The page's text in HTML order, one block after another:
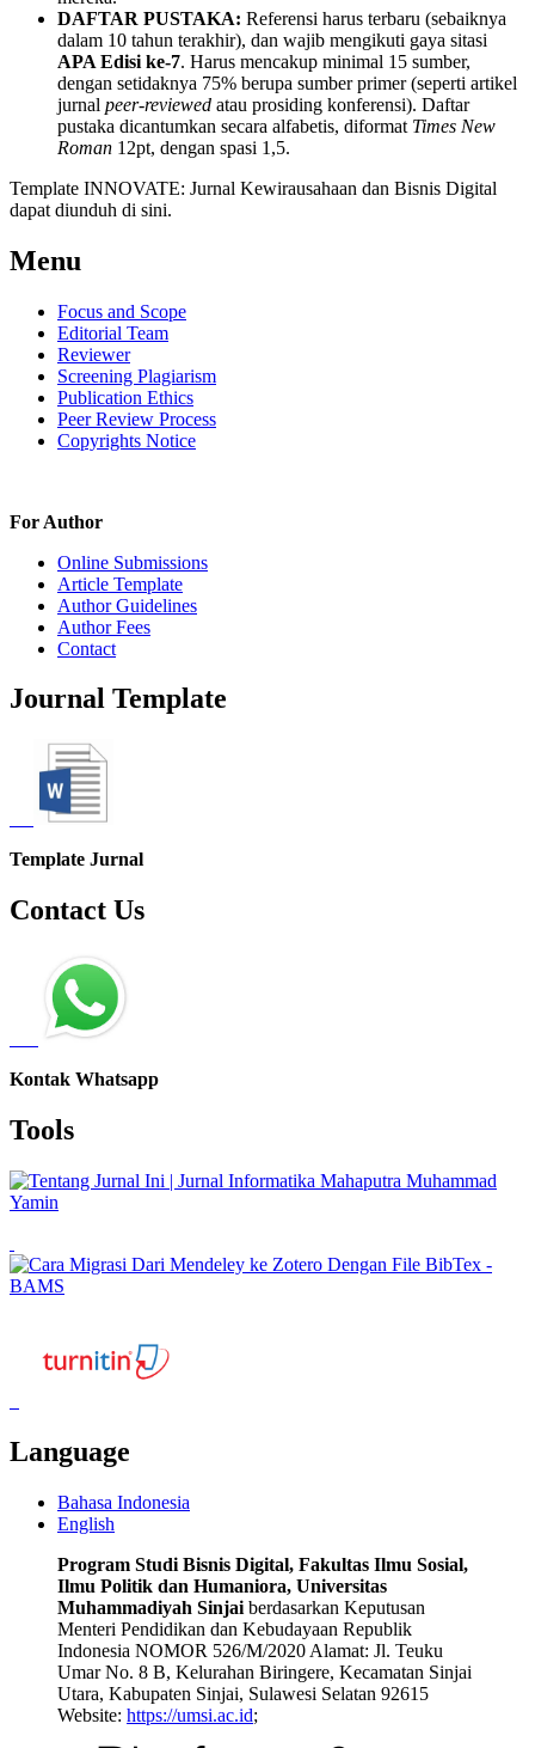
DAFTAR PUSTAKA: Referensi harus terbaru (sebaiknya
dalam 10 tahun terakhir), dan wajib mengikuti gaya sitasi
APA Edisi ke-7. Harus mencakup minimal 15 sumber,
dengan setidaknya 75% berupa sumber primer (seperti artikel
jurnal peer-reviewed atau prosiding konferensi). Daftar
pustaka dicantumkan secara alfabetis, diformat Times New
Roman 12pt, dengan spasi 1,5.
Template INNOVATE: Jurnal Kewirausahaan dan Bisnis Digital
dapat diunduh di sini.
Menu
Focus and Scope
Editorial Team
Reviewer
Screening Plagiarism
Publication Ethics
Peer Review Process
Copyrights Notice
For Author
Online Submissions
Article Template
Author Guidelines
Author Fees
Contact
Journal Template
Template Jurnal
Contact Us
Kontak Whatsapp
Tools
Language
Bahasa Indonesia
English
Program Studi Bisnis Digital, Fakultas Ilmu Sosial,
Ilmu Politik dan Humaniora, Universitas
Muhammadiyah Sinjai berdasarkan Keputusan
Menteri Pendidikan dan Kebudayaan Republik
Indonesia NOMOR 526/M/2020 Alamat: Jl. Teuku
Umar No. 8 B, Kelurahan Biringere, Kecamatan Sinjai
Utara, Kabupaten Sinjai, Sulawesi Selatan 92615
Website: https://umsi.ac.id;